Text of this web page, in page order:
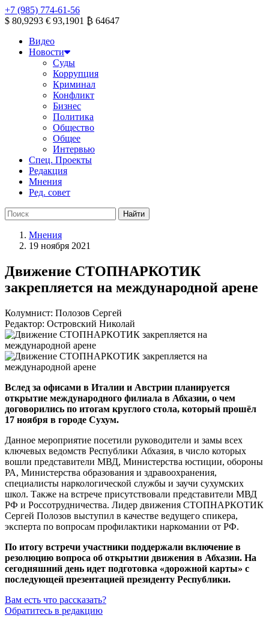
+7 (985) 774-61-56
$ 80,9293 € 93,1901 ₿ 64647
Видео
Новости
Суды
Коррупция
Криминал
Конфликт
Бизнес
Политика
Общество
Общее
Интервью
Спец. Проекты
Редакция
Мнения
Ред. совет
Мнения
19 ноября 2021
Движение СТОПНАРКОТИК
закрепляется на международной арене
Колумнист: Полозов Сергей
Редактор: Островский Николай
Вслед за офисами в Италии и Австрии планируется
открытие международного филиала в Абхазии, о чем
договорились по итогам круглого стола, который прошёл
17 ноября в городе Сухум.
Данное мероприятие посетили руководители и замы всех
ключевых ведомств Республики Абхазия, в число которых
вошли представители МВД, Министерства юстиции, обороны
РА, Министерства образования и здравоохранения,
специалисты наркологической службы и заучи сухумских
школ. Также на встрече присутствовали представители МВД
РФ и Россотрудничества. Лидер движения СТОПНАРКОТИК
Сергей Полозов выступил в качестве ведущего спикера,
эксперта по вопросам профилактики наркомании от РФ.
По итогу встречи участники поддержали включение в
резолюцию вопроса об открытии движения в Абхазии. На
сегодняшний день идет подготовка «дорожной карты» с
последующей презентацией президенту Республики.
Вам есть что рассказать?
Обратитесь в редакцию